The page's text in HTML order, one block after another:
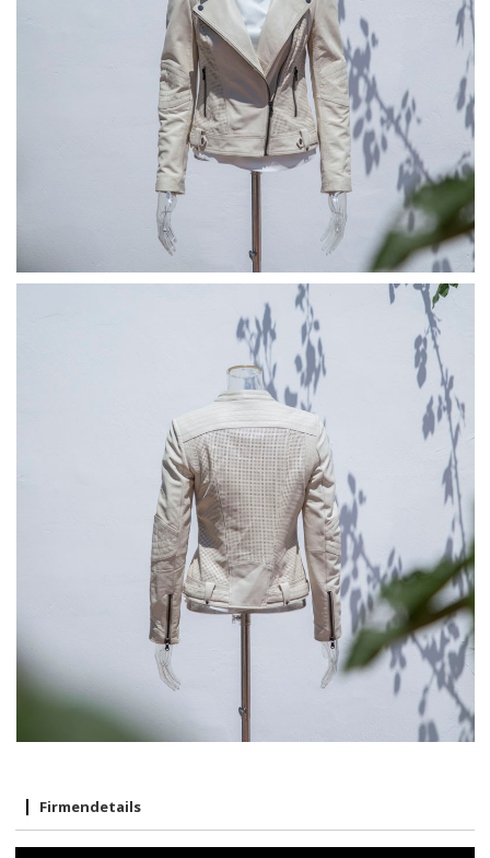
Firmendetails